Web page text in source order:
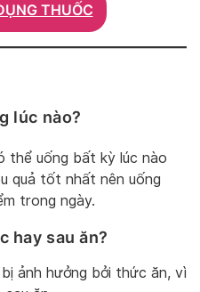
THUỐC
lúc nào?
thể uống bất kỳ lúc nào
quả tốt nhất nên uống
trong ngày.
hay sau ăn?
ảnh hưởng bởi thức ăn, vì